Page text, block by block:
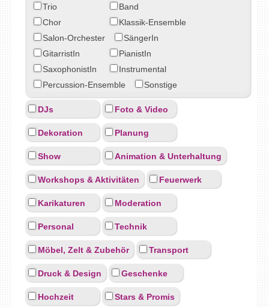
Trio
Band
Chor
Klassik-Ensemble
Salon-Orchester
SängerIn
GitarristIn
PianistIn
SaxophonistIn
Instrumental
Percussion-Ensemble
Sonstige
DJs Foto & Video
Dekoration Planung
Show Animation & Unterhaltung
Workshops & Aktivitäten Feuerwerk
Karikaturen Moderation
Personal Technik
Möbel, Zelt & Zubehör Transport
Druck & Design Geschenke
Hochzeit Stars & Promis